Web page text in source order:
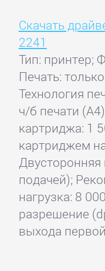
Скачать
2241
Тип: принтер;
Печать:
Технология
ч/б печати
картриджа: 1
картриджем
Двусторонняя
подачей);
нагрузка: 8
разрешение
выхода